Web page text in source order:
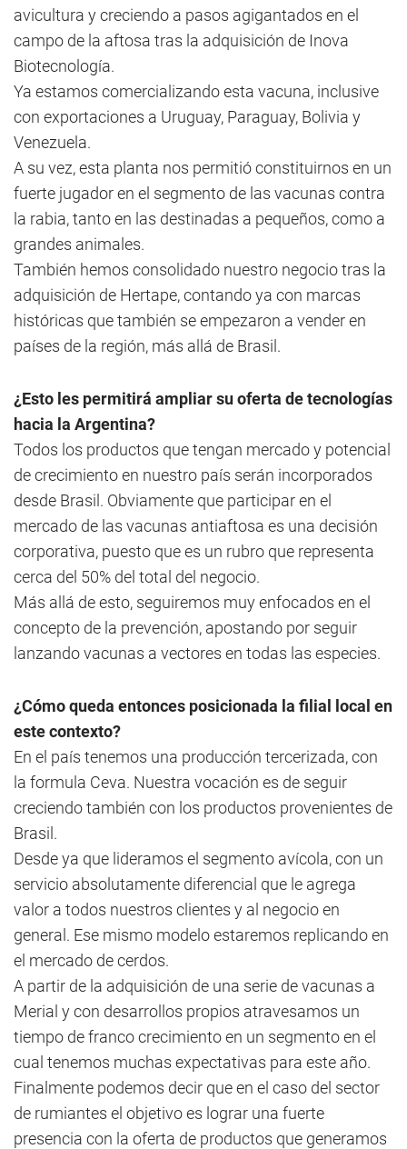
avicultura y creciendo a pasos agigantados en el
campo de la aftosa tras la adquisición de Inova
Biotecnología.
Ya estamos comercializando esta vacuna, inclusive
con exportaciones a Uruguay, Paraguay, Bolivia y
Venezuela.
A su vez, esta planta nos permitió constituirnos en un
fuerte jugador en el segmento de las vacunas contra
la rabia, tanto en las destinadas a pequeños, como a
grandes animales.
También hemos consolidado nuestro negocio tras la
adquisición de Hertape, contando ya con marcas
históricas que también se empezaron a vender en
países de la región, más allá de Brasil.
¿Esto les permitirá ampliar su oferta de tecnologías
hacia la Argentina?
Todos los productos que tengan mercado y potencial
de crecimiento en nuestro país serán incorporados
desde Brasil. Obviamente que participar en el
mercado de las vacunas antiaftosa es una decisión
corporativa, puesto que es un rubro que representa
cerca del 50% del total del negocio.
Más allá de esto, seguiremos muy enfocados en el
concepto de la prevención, apostando por seguir
lanzando vacunas a vectores en todas las especies.
¿Cómo queda entonces posicionada la filial local en
este contexto?
En el país tenemos una producción tercerizada, con
la formula Ceva. Nuestra vocación es de seguir
creciendo también con los productos provenientes de
Brasil.
Desde ya que lideramos el segmento avícola, con un
servicio absolutamente diferencial que le agrega
valor a todos nuestros clientes y al negocio en
general. Ese mismo modelo estaremos replicando en
el mercado de cerdos.
A partir de la adquisición de una serie de vacunas a
Merial y con desarrollos propios atravesamos un
tiempo de franco crecimiento en un segmento en el
cual tenemos muchas expectativas para este año.
Finalmente podemos decir que en el caso del sector
de rumiantes el objetivo es lograr una fuerte
presencia con la oferta de productos que generamos